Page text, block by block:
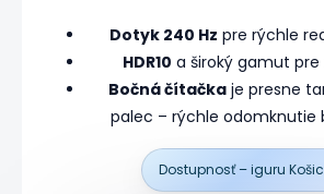
Dotyk 240 Hz pre rýchle
HDR10 a široký gamut pre
Bočná čítačkaje presne
palec – rýchle odomknutie
Dostupnosť – iguru